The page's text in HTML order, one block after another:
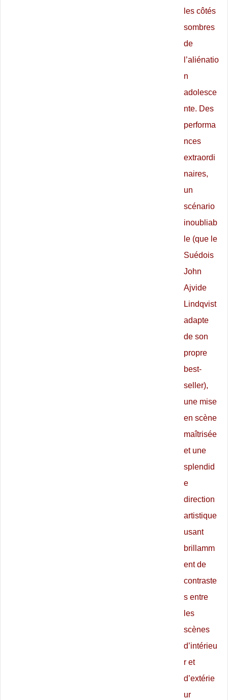
les côtés
sombres
de
l’aliénatio
n
adolesce
nte. Des
performa
nces
extraordi
naires,
un
scénario
inoubliab
le (que le
Suédois
John
Ajvide
Lindqvist
adapte
de son
propre
best-
seller),
une mise
en scène
maîtrisée
et une
splendid
e
direction
artistique
usant
brillamm
ent de
contraste
s entre
les
scènes
d’intérieu
r et
d’extérie
ur